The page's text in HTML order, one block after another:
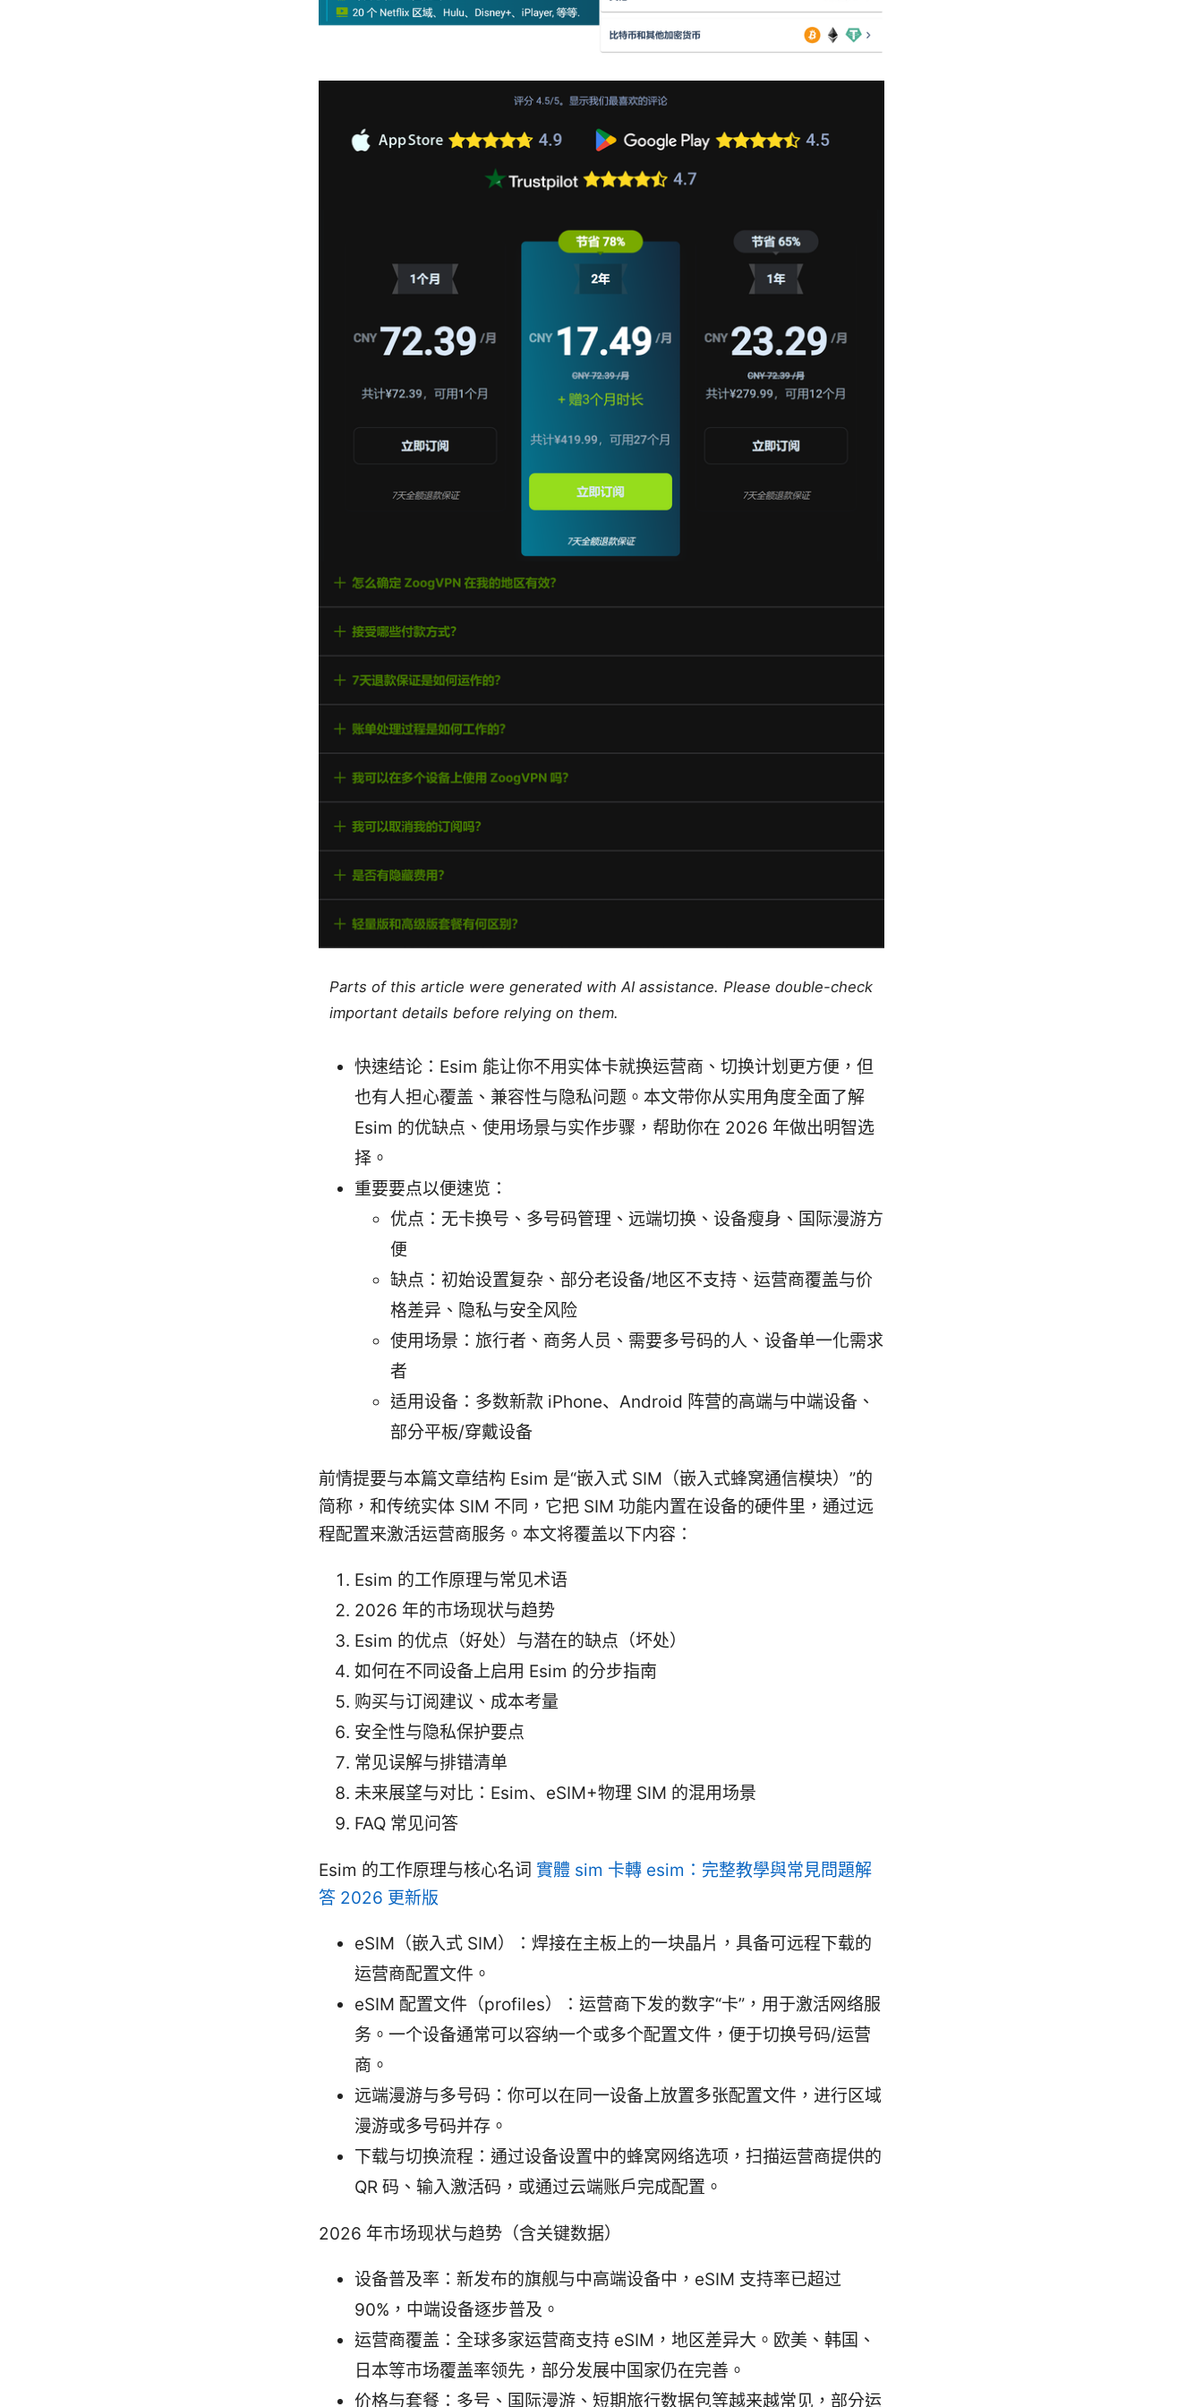
Parts of this article were generated with AI assistance. Please double-check
important details before relying on them.
快速结论：Esim 能让你不用实体卡就换运营商、切换计划更方便，但
也有人担心覆盖、兼容性与隐私问题。本文带你从实用角度全面了解
Esim 的优缺点、使用场景与实作步骤，帮助你在 2026 年做出明智选
择。
重要要点以便速览：
优点：无卡换号、多号码管理、远端切换、设备瘦身、国际漫游方
便
缺点：初始设置复杂、部分老设备/地区不支持、运营商覆盖与价
格差异、隐私与安全风险
使用场景：旅行者、商务人员、需要多号码的人、设备单一化需求
者
适用设备：多数新款 iPhone、Android 阵营的高端与中端设备、
部分平板/穿戴设备
前情提要与本篇文章结构 Esim 是“嵌入式 SIM（嵌入式蜂窝通信模块）”的
简称，和传统实体 SIM 不同，它把 SIM 功能内置在设备的硬件里，通过远
程配置来激活运营商服务。本文将覆盖以下内容：
Esim 的工作原理与常见术语
2026 年的市场现状与趋势
Esim 的优点（好处）与潜在的缺点（坏处）
如何在不同设备上启用 Esim 的分步指南
购买与订阅建议、成本考量
安全性与隐私保护要点
常见误解与排错清单
未来展望与对比：Esim、eSIM+物理 SIM 的混用场景
FAQ 常见问答
Esim 的工作原理与核心名词 實體 sim 卡轉 esim：完整教學與常見問題解
答 2026 更新版
eSIM（嵌入式 SIM）：焊接在主板上的一块晶片，具备可远程下载的
运营商配置文件。
eSIM 配置文件（profiles）：运营商下发的数字“卡”，用于激活网络服
务。一个设备通常可以容纳一个或多个配置文件，便于切换号码/运营
商。
远端漫游与多号码：你可以在同一设备上放置多张配置文件，进行区域
漫游或多号码并存。
下载与切换流程：通过设备设置中的蜂窝网络选项，扫描运营商提供的
QR 码、输入激活码，或通过云端账户完成配置。
2026 年市场现状与趋势（含关键数据）
设备普及率：新发布的旗舰与中高端设备中，eSIM 支持率已超过
90%，中端设备逐步普及。
运营商覆盖：全球多家运营商支持 eSIM，地区差异大。欧美、韩国、
日本等市场覆盖率领先，部分发展中国家仍在完善。
价格与套餐：多号、国际漫游、短期旅行数据包等越来越常见，部分运